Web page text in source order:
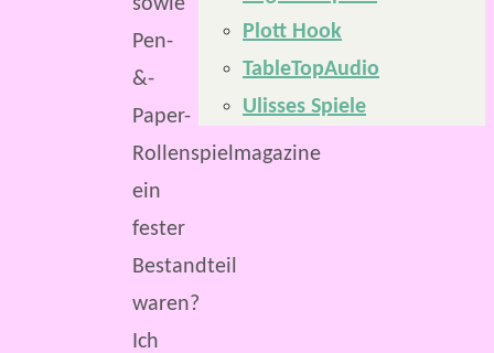
sowie
Pen-
&-
Paper-
Rollenspielmagazine
ein
fester
Bestandteil
waren?
Ich
Plott Hook
TableTopAudio
Ulisses Spiele